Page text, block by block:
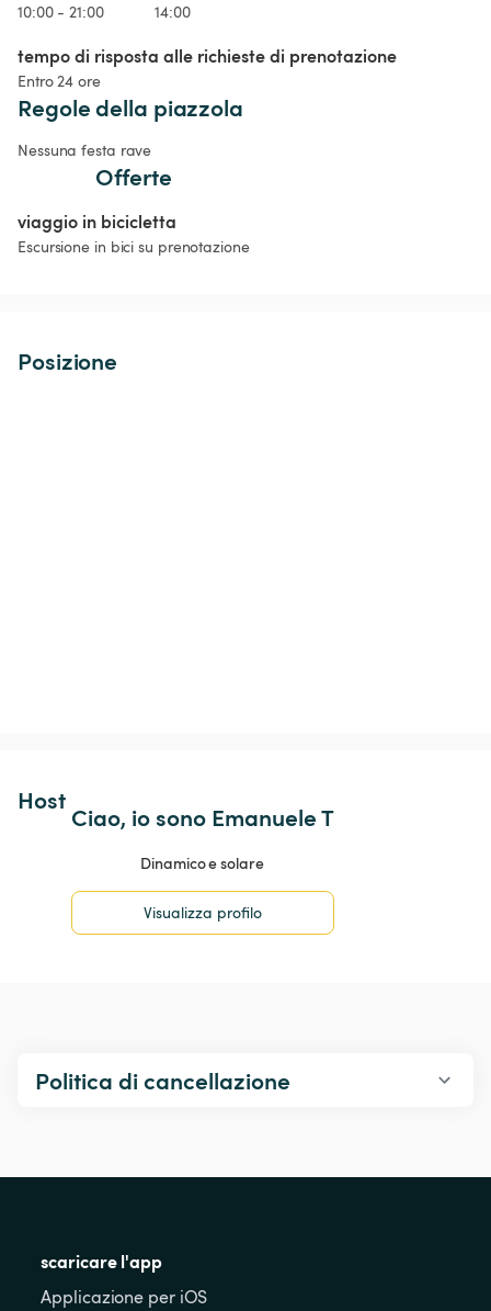
10:00 - 21:00 14:00
tempo di risposta alle richieste di prenotazione
Entro 24 ore
Regole della piazzola
Nessuna festa rave
Offerte
viaggio in bicicletta
Escursione in bici su prenotazione
Posizione
Host
Ciao, io sono Emanuele T
Dinamico e solare
Visualizza profilo
Politica di cancellazione
scaricare l'app
Applicazione per iOS